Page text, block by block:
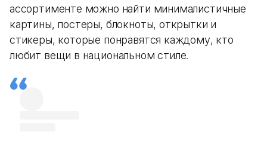
ассортименте можно найти минималистичные
картины, постеры, блокноты, открытки и
стикеры, которые понравятся каждому, кто
любит вещи в национальном стиле.